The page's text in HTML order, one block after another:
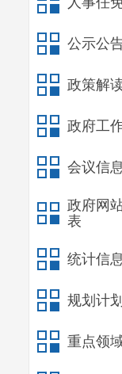
公示公
政策解
政府工
会议信
政府网
表
统计信
规划计划
重点领